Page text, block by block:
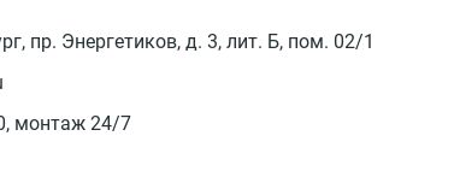
пр. Энергетиков, д. 3, лит. Б, пом. 02/1
монтаж 24/7